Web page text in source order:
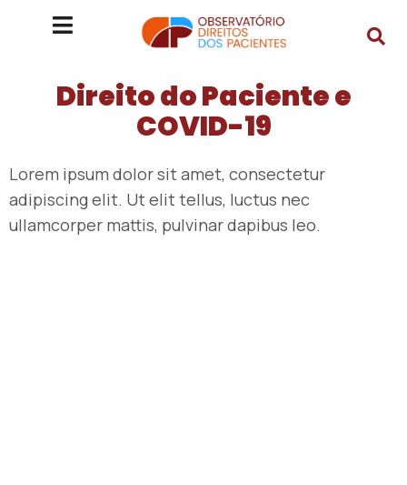
Direito do Paciente e
COVID-19
Lorem ipsum dolor sit amet, consectetur
adipiscing elit. Ut elit tellus, luctus nec
ullamcorper mattis, pulvinar dapibus leo.